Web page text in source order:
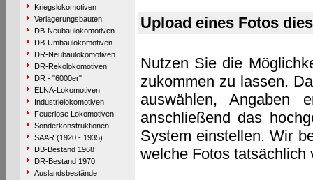
Kriegslokomotiven
Verlagerungsbauten
DB-Neubaulokomotiven
DB-Umbaulokomotiven
DR-Neubaulokomotiven
DR-Rekolokomotiven
DR - "6000er"
ELNA-Lokomotiven
Industrielokomotiven
Feuerlose Lokomotiven
Sonderkonstruktionen
SAAR (1920 - 1935)
DB-Bestand 1968
DR-Bestand 1970
Auslandsbestände
Upload eines Fotos
Nutzen Sie die
zukommen zu lassen.
auswählen, Angaben
anschließend das
System einstellen. Wir
welche Fotos tatsächlich